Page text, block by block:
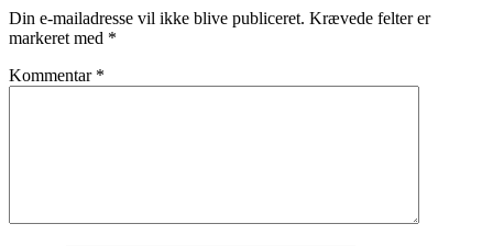
Din e-mailadresse vil ikke blive publiceret. Krævede felter er
markeret med *
Kommentar *